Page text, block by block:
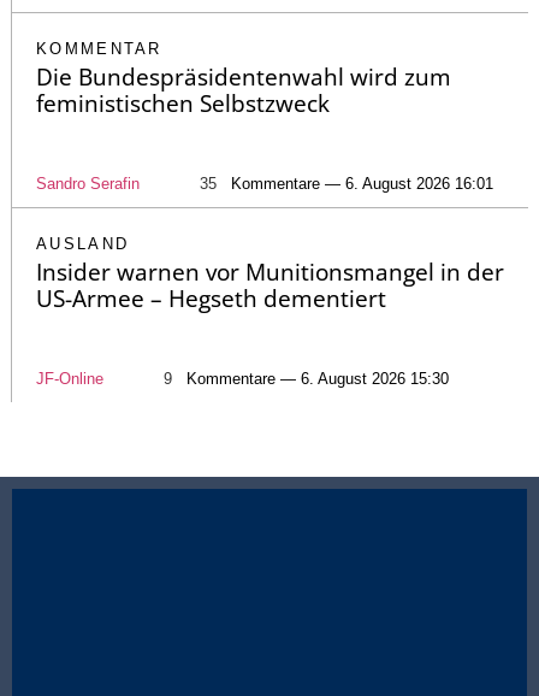
KOMMENTAR
Die Bundespräsidentenwahl wird zum
feministischen Selbstzweck
Sandro Serafin 35 Kommentare — 6. August 2026 16:01
AUSLAND
Insider warnen vor Munitionsmangel in der
US-Armee – Hegseth dementiert
JF-Online 9 Kommentare — 6. August 2026 15:30